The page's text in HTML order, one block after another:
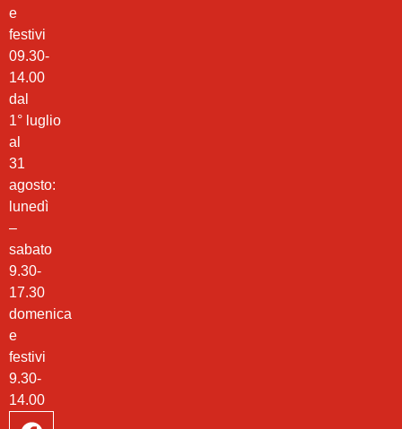
e
festivi
09.30-
14.00
dal
1° luglio
al
31
agosto:
lunedì
–
sabato
9.30-
17.30
domenica
e
festivi
9.30-
14.00